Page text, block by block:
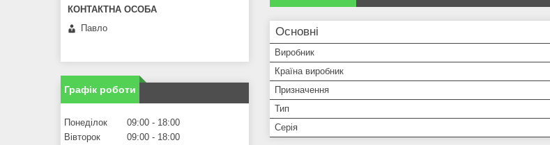
Основні
Виробник
Країна виробник
Призначення
Тип
Серія
Павло
Графік роботи
Понеділок 09:00
18:00
Вівторок
09:00
18:00